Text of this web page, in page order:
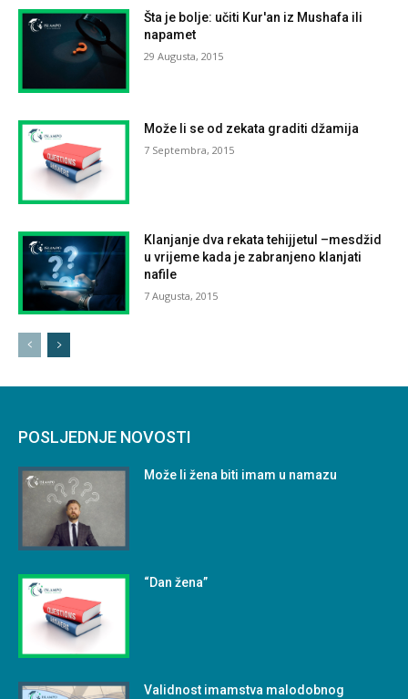
Šta je bolje: učiti Kur'an iz Mushafa ili
napamet
29 Augusta, 2015
Može li se od zekata graditi džamija
7 Septembra, 2015
Klanjanje dva rekata tehijjetul –mesdžid
u vrijeme kada je zabranjeno klanjati
nafile
7 Augusta, 2015
POSLJEDNJE NOVOSTI
Može li žena biti imam u namazu
“Dan žena”
Validnost imamstva malodobnog